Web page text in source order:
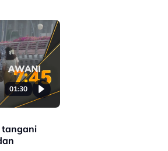
Di
01:30
tangani